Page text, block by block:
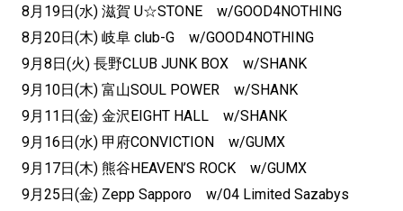
8月19日(水) 滋賀 U☆STONE w/GOOD4NOTHING
8月20日(木) 岐阜 club-G w/GOOD4NOTHING
9月8日(火) 長野CLUB JUNK BOX w/SHANK
9月10日(木) 富山SOUL POWER w/SHANK
9月11日(金) 金沢EIGHT HALL w/SHANK
9月16日(水) 甲府CONVICTION w/GUMX
9月17日(木) 熊谷HEAVEN’S ROCK w/GUMX
9月25日(金) Zepp Sapporo w/04 Limited Sazabys